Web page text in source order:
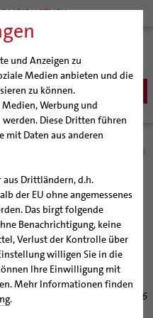
und Anzeigen zu
Medien anbieten und die
zu können.
Werbung und
Diese Dritten führen
Daten aus anderen
Drittländern, d.h.
der EU ohne angemessenes
Das birgt folgende
Benachrichtigung, keine
Verlust der Kontrolle über
willigen Sie in die
Ihre Einwilligung mit
Mehr Informationen finden
.
Hildesheim (bph)
02/28/2006